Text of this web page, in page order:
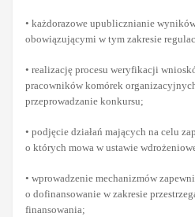
• każdorazowe upublicznianie
obowiązującymi w tym zakresie
• realizację procesu weryfikacji
pracowników komórek
przeprowadzanie konkursu;
• podjęcie działań mających na celu
o których mowa w ustawie
• wprowadzenie mechanizmów
o dofinansowanie w zakresie
finansowania;